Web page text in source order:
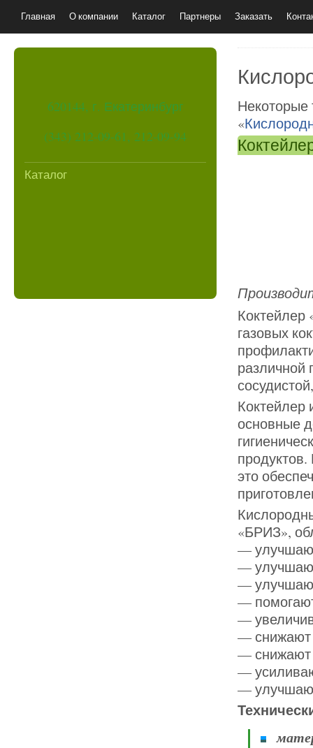
Главная О компании Каталог Партнеры Заказать
620144, г. Екатеринбург
(343) 212-09-61, 212-09-94
Каталог
Некоторые
«
Коктейлер
газовых
различной
Коктейлер
основные
это
«БРИЗ»,
—
—
—
—
—
— снижают
— снижают
—
—